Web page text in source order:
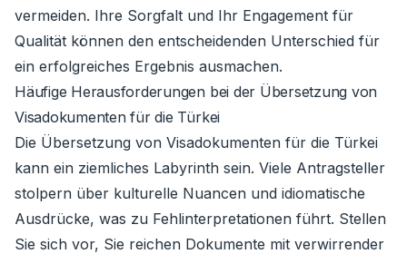
vermeiden. Ihre Sorgfalt und Ihr Engagement für
Qualität können den entscheidenden Unterschied für
ein erfolgreiches Ergebnis ausmachen.
Häufige Herausforderungen bei der Übersetzung von
Visadokumenten für die Türkei
Die Übersetzung von Visadokumenten für die Türkei
kann ein ziemliches Labyrinth sein. Viele Antragsteller
stolpern über kulturelle Nuancen und idiomatische
Ausdrücke, was zu Fehlinterpretationen führt. Stellen
Sie sich vor, Sie reichen Dokumente mit verwirrender